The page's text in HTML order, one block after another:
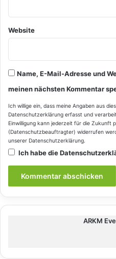
Website
Name, E-Mail-Adresse und
meinen nächsten Kommentar
Ich willige ein, dass meine Angaben aus
Datenschutzerklärung erfasst und
Einwilligung kann jederzeit für die Zukunft
(Datenschutzbeauftragter) widerrufen
unserer Datenschutzerklärung.
Ich habe die
ARKM